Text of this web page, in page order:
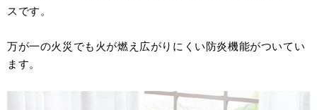
スです。
万が一の火災でも火が燃え広がりにくい防炎機能がついてい
ます。